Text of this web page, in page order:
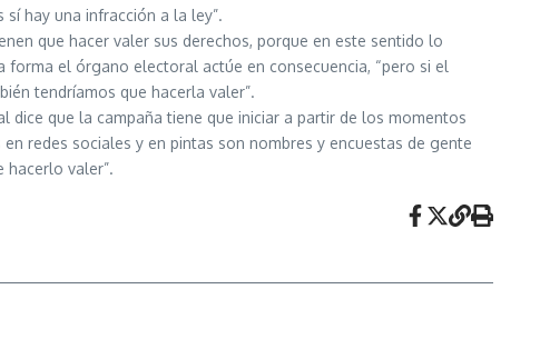
hay una infracción a la ley”.
que hacer valer sus derechos, porque en este sentido lo
el órgano electoral actúe en consecuencia, “pero si el
tendríamos que hacerla valer”.
dice que la campaña tiene que iniciar a partir de los momentos
redes sociales y en pintas son nombres y encuestas de gente
hacerlo valer”.